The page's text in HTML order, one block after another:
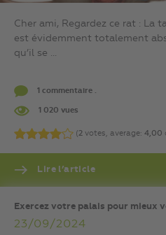
Cher ami, Regardez ce rat : La
est évidemment totalement
qu’il se ...
1 commentaire .
1 020 vues
(2 votes, average: 4,00
Lire l’article
Exercez votre palais pour mieux
23/09/2024